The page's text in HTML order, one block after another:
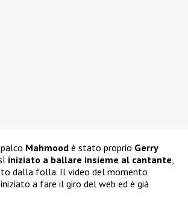
Mahmood è stato proprio Gerry
iniziato a ballare insieme al cantante,
dalla folla. Il video del momento
a fare il giro del web ed è già